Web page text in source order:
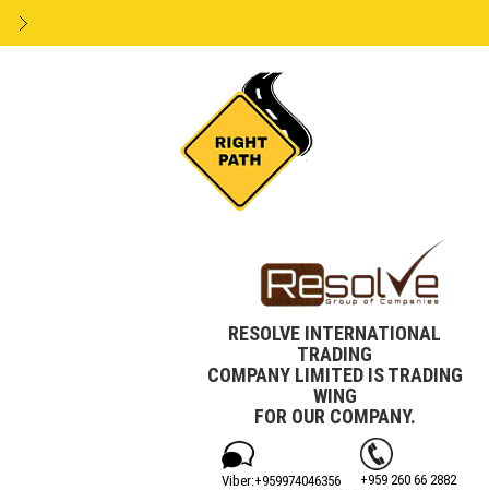
RESOLVE INTERNATIONAL
TRADING
COMPANY LIMITED IS TRADING
WING
FOR OUR COMPANY.
+959 260 66 2882
Viber:+‎959974046356